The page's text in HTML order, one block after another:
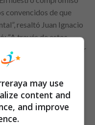
convencidos de que
resaltó Juan Ignacio
“A través de estos
oportunidad de mejorar
un impacto
que
Beneficios
may use
content and
and improve